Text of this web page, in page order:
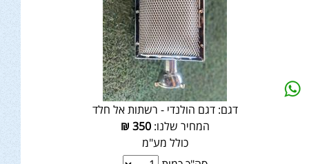
דגם: דגם הולנדי - רשתות אל חלד
המחיר שלנו:350
₪
כולל מע"מ